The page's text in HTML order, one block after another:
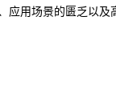
应用场景的匮乏以